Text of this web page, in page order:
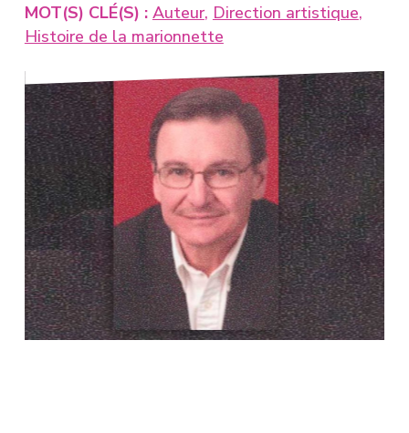
MOT(S) CLÉ(S) : Auteur, Direction artistique,
Histoire de la marionnette